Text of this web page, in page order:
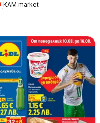
KAM market